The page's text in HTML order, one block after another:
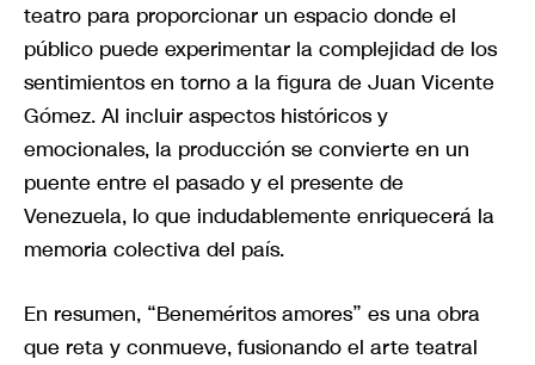
teatro para proporcionar un espacio donde el
público puede experimentar la complejidad de los
sentimientos en torno a la figura de Juan Vicente
Gómez. Al incluir aspectos históricos y
emocionales, la producción se convierte en un
puente entre el pasado y el presente de
Venezuela, lo que indudablemente enriquecerá la
memoria colectiva del país.
En resumen, “Beneméritos amores” es una obra
que reta y conmueve, fusionando el arte teatral